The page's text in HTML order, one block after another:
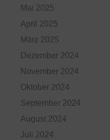
Mai 2025
April 2025
März 2025
Dezember 2024
November 2024
Oktober 2024
September 2024
August 2024
Juli 2024